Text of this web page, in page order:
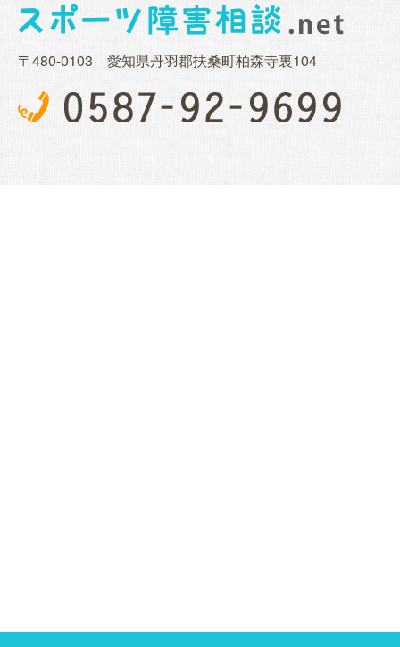
〒480-0103 愛知県丹羽郡扶桑町柏森寺裏104